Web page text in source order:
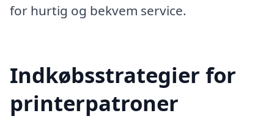
for hurtig og bekvem service.
Indkøbsstrategier for
printerpatroner